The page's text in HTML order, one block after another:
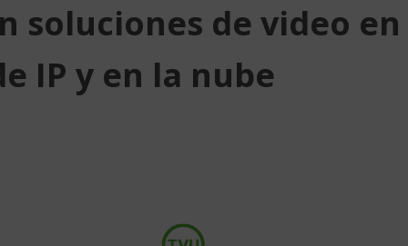
soluciones de video
IP y en la nube